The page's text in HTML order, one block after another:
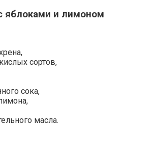
яблоками и лимоном
сортов,
сока,
масла.